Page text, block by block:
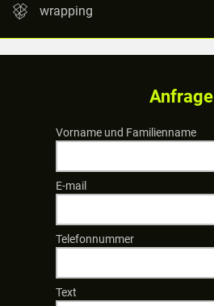
wrapping
Anfrage
Vorname und Familienname
E-mail
Telefonnummer
Text